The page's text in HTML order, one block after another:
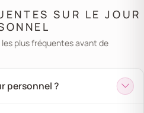
SUR LE JOUR
plus fréquentes avant de
personnel ?